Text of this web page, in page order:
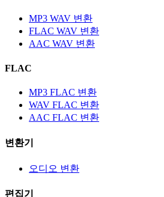
MP3 WAV 변환
FLAC WAV 변환
AAC WAV 변환
FLAC
MP3 FLAC 변환
WAV FLAC 변환
AAC FLAC 변환
변환기
오디오 변환
편집기